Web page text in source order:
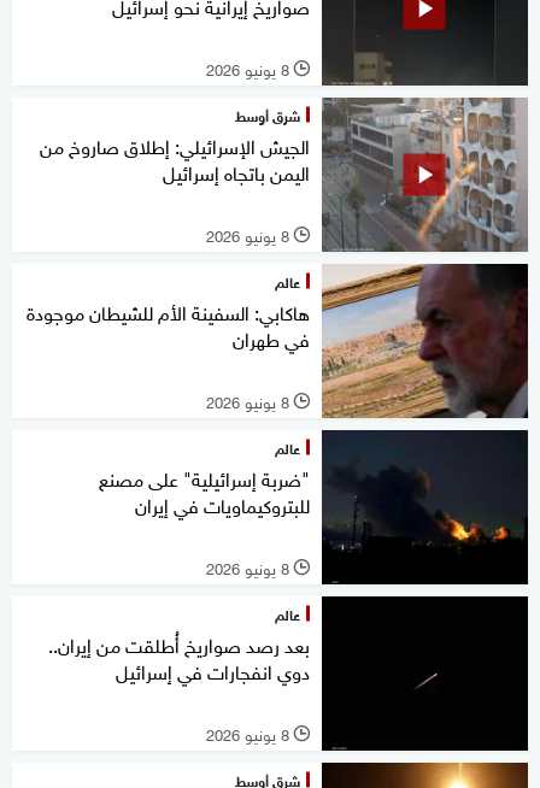
l 8 يونيو 2026
شرق أوسط
الجيش الإسرائيلي: إطلاق صاروخ من
اليمن باتجاه إسرائيل
l 8 يونيو 2026
عالم
هاكابي: السفينة الأم للشيطان موجودة
في طهران
l 8 يونيو 2026
عالم
"ضربة إسرائيلية" على مصنع
للبتروكيماويات في إيران
l 8 يونيو 2026
عالم
بعد رصد صواريخ أُطلقت من إيران..
دوي انفجارات في إسرائيل
l 8 يونيو 2026
شرق أوسط